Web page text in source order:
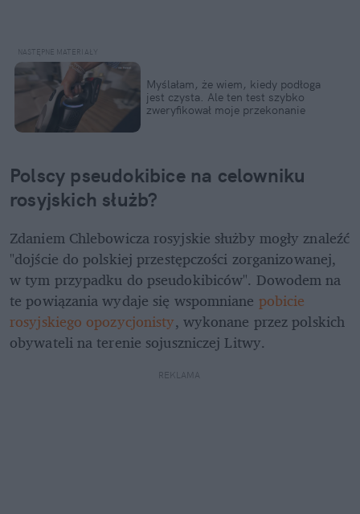
Myślałam, że wiem, kiedy podłoga
jest czysta. Ale ten test szybko
zweryfikował moje przekonanie
Polscy pseudokibice na celowniku
rosyjskich służb?
Zdaniem Chlebowicza rosyjskie służby mogły znaleźć
"dojście do polskiej przestępczości zorganizowanej,
w tym przypadku do pseudokibiców". Dowodem na
te powiązania wydaje się wspomniane pobicie
rosyjskiego opozycjonisty, wykonane przez polskich
obywateli na terenie sojuszniczej Litwy.
REKLAMA